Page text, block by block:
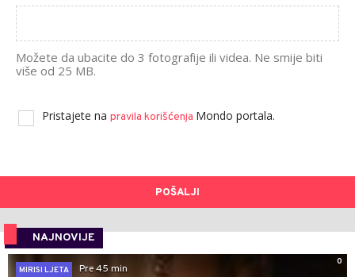
Možete da ubacite do 3 fotografije ili videa. Ne smije biti
više od 25 MB.
Pristajete na pravila korišćenja Mondo portala.
POŠALJI
NAJNOVIJE
0
MIRISI LJETA
Pre 45 min